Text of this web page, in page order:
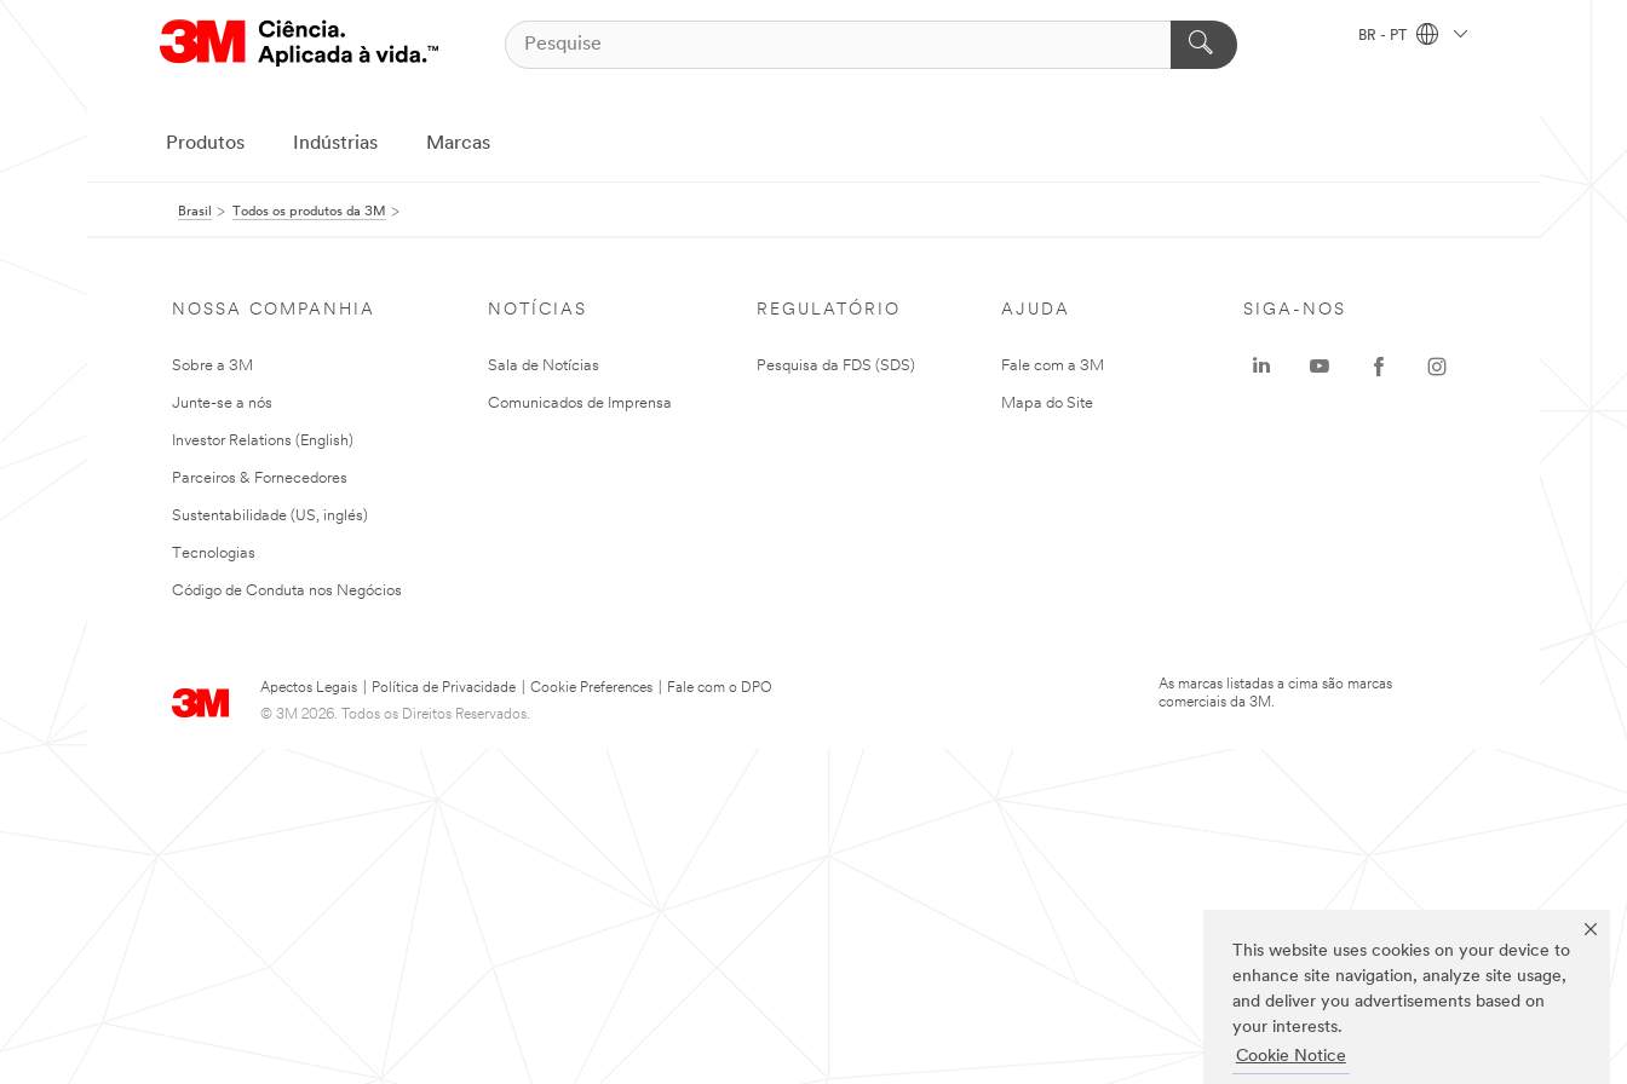
This website uses cookies on your device to
enhance site navigation, analyze site usage,
and deliver you advertisements based on
your interests.
Cookie Notice
BR - PT
Produtos Indústrias Marcas
Brasil Todos os produtos da 3M
NOSSA COMPANHIA
Sobre a 3M
Junte-se a nós
Investor Relations (English)
Parceiros & Fornecedores
Sustentabilidade (US, inglés)
Tecnologias
Código de Conduta nos Negócios
NOTÍCIAS
Sala de Notícias
Comunicados de Imprensa
REGULATÓRIO
Pesquisa da FDS (SDS)
AJUDA
Fale com a 3M
Mapa do Site
Apectos Legais Política de Privacidade Cookie Preferences
Fale com o DPO
© 3M 2026. Todos os Direitos Reservados.
SIGA-NOS
As marcas listadas a cima são marcas
comerciais da 3M.